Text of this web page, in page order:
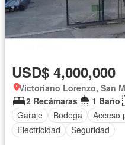
USD$ 4,000,000
Victoriano Lorenzo, San
2 Recámaras
1 Baño
Garaje
Bodega
Acceso
Electricidad
Seguridad